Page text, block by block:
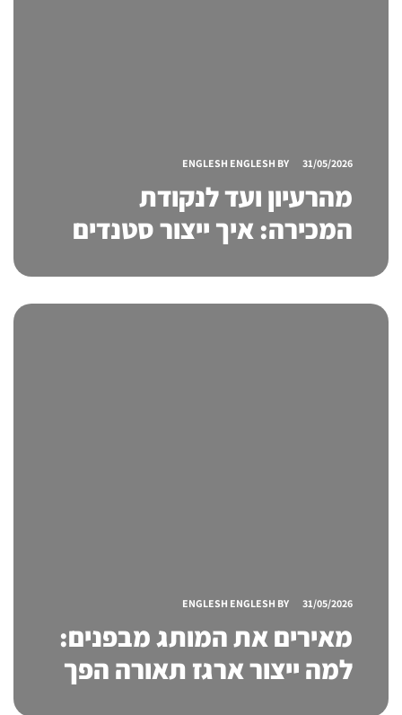
31/05/2026
BY
ENGLESH ENGLESH
מהרעיון ועד לנקודת
המכירה: איך ייצור סטנדים
המכירות וחוויית הלקוח?
31/05/2026
BY
ENGLESH ENGLESH
מאירים את המותג מבפנים:
למה ייצור ארגז תאורה הפך